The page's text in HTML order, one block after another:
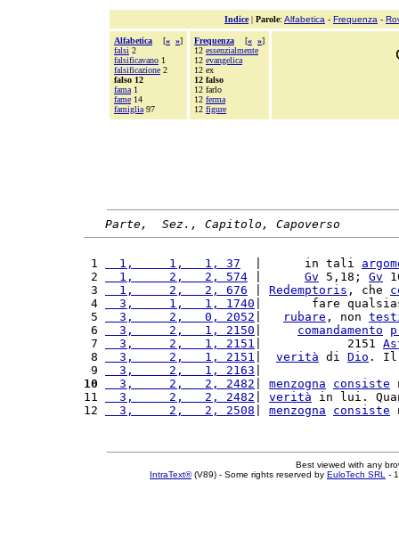
Indice| Parole: Alfabetica - Frequenza -
Alfabetica [« »]
falsi 2
falsificavano 1
falsificazione 2
falso 12
fama 1
fame 14
famiglia 97
Frequenza [« »]
12 essenzialmente
12 evangelica
12 ex
12 falso
12 farlo
12 ferma
12 figure
Parte,  Sez., Capitolo, Capoverso
1
  1,     1,   1, 37
  |      in tali
2
  1,     2,   2, 574
Gv 5,18; Gv
3
  1,     2,   2, 676
Redemptoris , che
4
  3,     1,   1, 1740
|       fare
5
  3,     2,   0, 2052
rubare , non
6
  3,     2,   1, 2150
comandamento
7
  3,     2,   1, 2151
|            2151
8
  3,     2,   1, 2151
verità di Dio .
9
  3,     2,   1, 2163
10
  3,     2,   2, 2482
menzogna consiste
11
  3,     2,   2, 2482
verità in lui.
12
  3,     2,   2, 2508
menzogna consiste
Best viewed with any
IntraText®(V89) - Some rights reserved by EuloTech SRL -